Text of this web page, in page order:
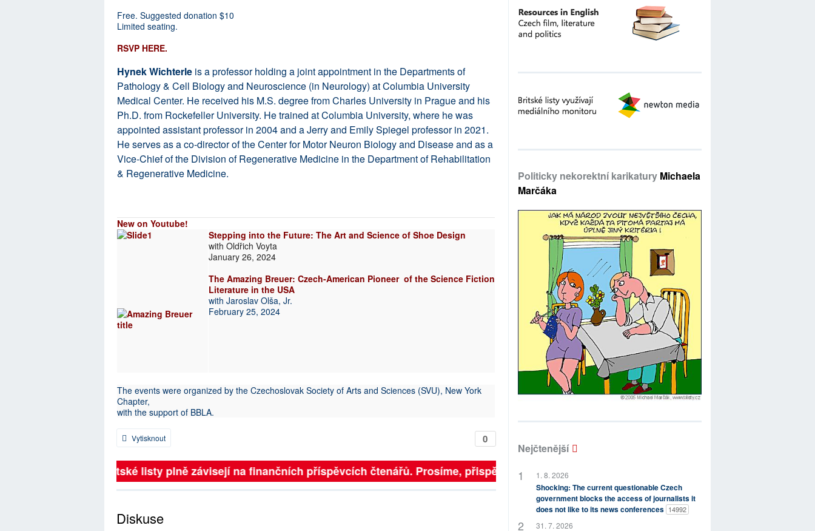
Free. Suggested donation $10
Limited seating.
RSVP HERE.
Hynek Wichterle is a professor holding a joint appointment in the Departments of
Pathology & Cell Biology and Neuroscience (in Neurology) at Columbia University
Medical Center. He received his M.S. degree from Charles University in Prague and his
Ph.D. from Rockefeller University. He trained at Columbia University, where he was
appointed assistant professor in 2004 and a Jerry and Emily Spiegel professor in 2021.
He serves as a co-director of the Center for Motor Neuron Biology and Disease and as a
Vice-Chief of the Division of Regenerative Medicine in the Department of Rehabilitation
& Regenerative Medicine.
New on Youtube!
Stepping into the Future: The Art and Science of Shoe Design
with Oldřich Voyta
January 26, 2024
The Amazing Breuer: Czech-American Pioneer of the Science Fiction
Literature in the USA
with Jaroslav Olša, Jr.
February 25, 2024
The events were organized by the Czechoslovak Society of Arts and Sciences (SVU), New York
Chapter,
with the support of BBLA.
0
Vytisknout
Britské listy plně závisejí na finančních příspěvcích čtenářů. Prosíme, přispějte. ➥
Diskuse
Politicky nekorektní karikatury Michaela
Marčáka
Nejčtenější
1. 8. 2026
Shocking: The current questionable Czech
government blocks the access of journalists it
does not like to its news conferences 14992
31. 7. 2026